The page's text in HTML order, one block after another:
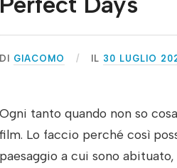
DI GIACOMO IL 30 LUGLIO
Ogni tanto quando non so
film. Lo faccio perché così
paesaggio a cui sono